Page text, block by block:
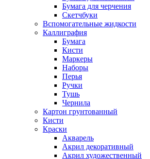
Бумага для черчения
Скетчбуки
Вспомогательные жидкости
Каллиграфия
Бумага
Кисти
Маркеры
Наборы
Перья
Ручки
Тушь
Чернила
Картон грунтованный
Кисти
Краски
Акварель
Акрил декоративный
Акрил художественный